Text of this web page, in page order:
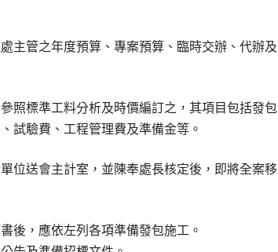
主管之年度預算、專案預算、臨時交辦、代辦及
照標準工料分析及時價編訂之，其項目包括發包
位送會主計室，並陳奉處長核定後，即將全案移
後，應依左列各項準備發包施工。